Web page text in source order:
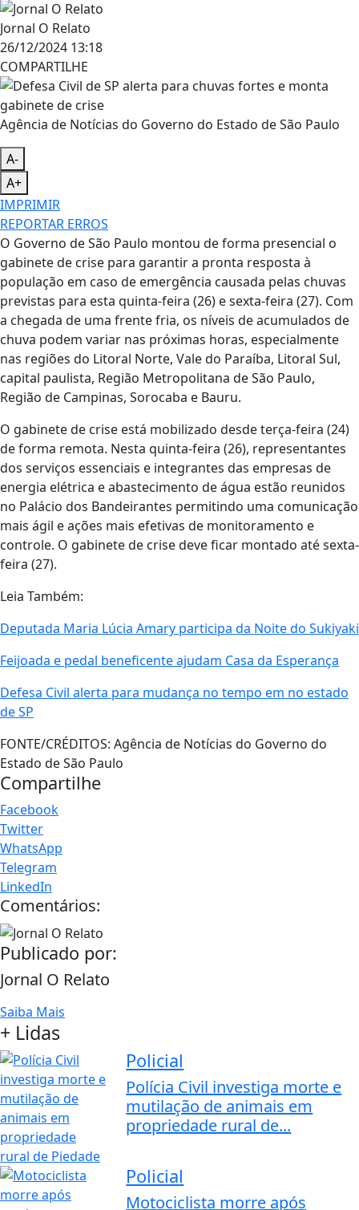
Jornal O Relato
26/12/2024 13:18
COMPARTILHE
Agência de Notícias do Governo do Estado de São Paulo
A-
A+
IMPRIMIR
REPORTAR ERROS
O Governo de São Paulo montou de forma presencial o
gabinete de crise para garantir a pronta resposta à
população em caso de emergência causada pelas chuvas
previstas para esta quinta-feira (26) e sexta-feira (27). Com
a chegada de uma frente fria, os níveis de acumulados de
chuva podem variar nas próximas horas, especialmente
nas regiões do Litoral Norte, Vale do Paraíba, Litoral Sul,
capital paulista, Região Metropolitana de São Paulo,
Região de Campinas, Sorocaba e Bauru.
O gabinete de crise está mobilizado desde terça-feira (24)
de forma remota. Nesta quinta-feira (26), representantes
dos serviços essenciais e integrantes das empresas de
energia elétrica e abastecimento de água estão reunidos
no Palácio dos Bandeirantes permitindo uma comunicação
mais ágil e ações mais efetivas de monitoramento e
controle. O gabinete de crise deve ficar montado até sexta-
feira (27).
Leia Também:
Deputada Maria Lúcia Amary participa da Noite do Sukiyaki
Feijoada e pedal beneficente ajudam Casa da Esperança
Defesa Civil alerta para mudança no tempo em no estado
de SP
FONTE/CRÉDITOS: Agência de Notícias do Governo do
Estado de São Paulo
Compartilhe
Facebook
Twitter
WhatsApp
Telegram
LinkedIn
Comentários:
Publicado por:
Jornal O Relato
Saiba Mais
+ Lidas
Policial
Polícia Civil investiga morte e
mutilação de animais em
propriedade rural de...
Policial
Motociclista morre após